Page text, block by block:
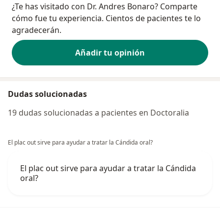
¿Te has visitado con Dr. Andres Bonaro? Comparte
cómo fue tu experiencia. Cientos de pacientes te lo
agradecerán.
Añadir tu opinión
Dudas solucionadas
19 dudas solucionadas a pacientes en Doctoralia
El plac out sirve para ayudar a tratar la Cándida oral?
El plac out sirve para ayudar a tratar la Cándida
oral?